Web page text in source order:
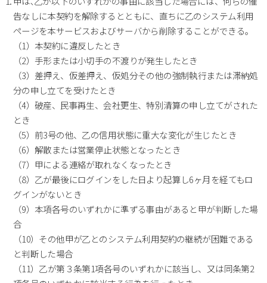
告なしに本契約を解除するとともに、直ちに乙のシステム利用
ページを本サービスおよびサーバから削除することができる。
（1）本契約に違反したとき
（2）手形または小切手の不渡りが発生したとき
（3）差押え、仮差押え、仮処分その他の強制執行または滞納処
分の申し立てを受けたとき
（4）破産、民事再生、会社更生、特別清算の申し立てがされた
とき
（5）前3号の他、乙の信用状態に重大な変化が生じたとき
（6）解散または営業停止状態となったとき
（7）甲による連絡が取れなくなったとき
（8）乙が最後にログインをした日より起算し6ヶ月を経てもロ
グインがないとき
（9）本項各号のいずれかに準ずる事由があると甲が判断した場
合
（10）その他甲が乙とのシステム利用契約の継続が困難である
と判断した場合
（11）乙が第３条第1項各号のいずれかに該当し、又は同条第2